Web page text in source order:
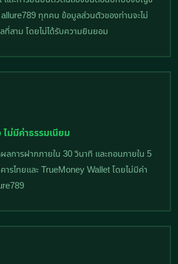
allure789 ทุกคน ข้อมูลส่วนตัวของท่านจะไม่
สาม โดยไม่ได้รับความยินยอม
ไม่มีค่าธรรมเนียม
ลการฝากภายใน 30 วินาที และถอนภายใน 5
รไทยและ TrueMoney Wallet โดยไม่มีค่า